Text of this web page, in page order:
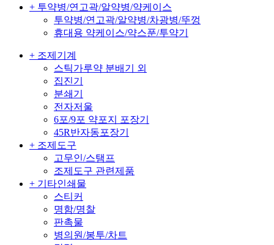
+ 투약병/연고곽/알약병/약케이스
투약병/연고곽/알약병/차광병/뚜껑
휴대용 약케이스/약스푼/투약기
+ 조제기계
스틱가루약 분배기 외
집진기
분쇄기
전자저울
6포/9포 약포지 포장기
45R반자동포장기
+ 조제도구
고무인/스탬프
조제도구 관련제품
+ 기타인쇄물
스티커
명함/명찰
판촉물
병의원/봉투/차트